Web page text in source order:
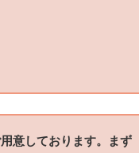
意しております。まず